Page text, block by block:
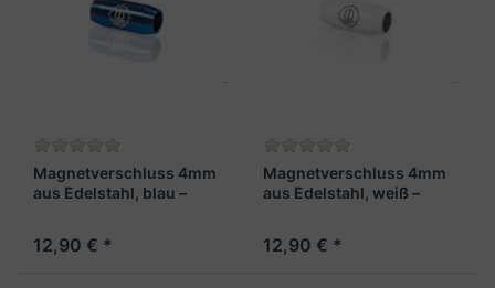
Magnetverschluss 4mm
aus Edelstahl, blau –
12,90 € *
Magnetverschluss 4mm
aus Edelstahl, weiß –
12,90 € *